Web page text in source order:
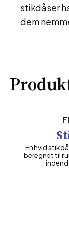
stikdåser
dem
En hvid
beregnet til